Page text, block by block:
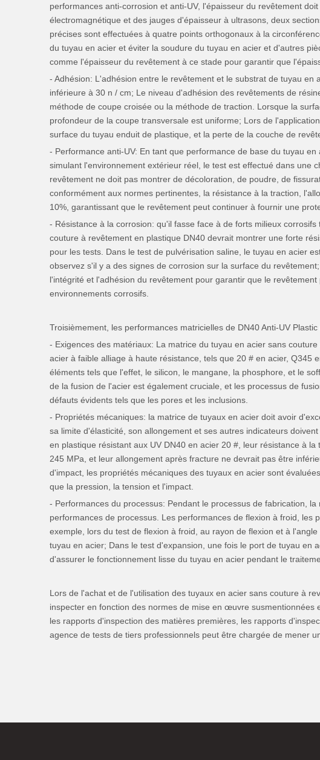
performances anti-corrosion et anti-UV, l'épaisseur du revêtement
électromagnétique et des jauges d'épaisseur à ultrasons, deux
précises sont effectuées à quatre points orthogonaux à la
du tuyau en acier et éviter la soudure du tuyau en acier et d'autres
comme l'épaisseur du revêtement à ce stade pour garantir que
- Adhésion: L'adhésion entre le revêtement et le substrat de tuyau
inférieure à 30 n / cm; Le niveau d'adhésion des revêtements de
méthode de coupe croisée ou la méthode de traction. Lorsque la
profondeur de la coupe transversale est uniforme; Lors de
surface du tuyau enduit de plastique, et la perte de la couche de
- Performance anti-UV: En tant que performance de base du tuyau
simulant l'environnement extérieur réel, le test est effectué dans une
revêtement ne doit pas montrer de décoloration, de poudre, de
conformément aux normes pertinentes, la résistance à la traction,
10%, garantissant que le revêtement peut continuer à fournir une
- Résistance à la corrosion: qu'il fasse face à de forts milieux
couture à revêtement en plastique DN40 devrait montrer une forte
pour les tests. Dans le test de pulvérisation saline, le tuyau en acier
observez s'il y a des signes de corrosion sur la surface du
l'intégrité et l'adhésion du revêtement pour garantir que le
environnements corrosifs.
Troisièmement, les performances matricielles de DN40 Anti-UV
- Exigences des matériaux: La matrice du tuyau en acier sans
acier à faible alliage à haute résistance, tels que 20 # en acier,
éléments tels que l'effet, le silicon, le mangane, la phosphore, et le
de la fusion de l'acier est également cruciale, et les processus de
défauts évidents tels que les pores et les inclusions.
- Propriétés mécaniques: la matrice de tuyaux en acier doit avoir
sa limite d'élasticité, son allongement et ses autres indicateurs
en plastique résistant aux UV DN40 en acier 20 #, leur résistance à
245 MPa, et leur allongement après fracture ne devrait pas être
d'impact, les propriétés mécaniques des tuyaux en acier sont
que la pression, la tension et l'impact.
- Performances du processus: Pendant le processus de fabrication,
performances de processus. Les performances de flexion à froid,
exemple, lors du test de flexion à froid, au rayon de flexion et à
tuyau en acier; Dans le test d'expansion, une fois le port de tuyau
d'assurer le fonctionnement lisse du tuyau en acier pendant le
Lors de l'achat et de l'utilisation des tuyaux en acier sans couture à
inspecter en fonction des normes de mise en œuvre
les rapports d'inspection des matières premières, les rapports
agence de tests de tiers professionnels peut être chargée de mener